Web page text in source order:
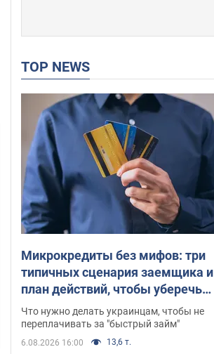
TOP NEWS
Микрокредиты без мифов: три
типичных сценария заемщика и
план действий, чтобы уберечь
свои деньги
Что нужно делать украинцам, чтобы не
переплачивать за "быстрый займ"
6.08.2026 16:00 13,6 т.